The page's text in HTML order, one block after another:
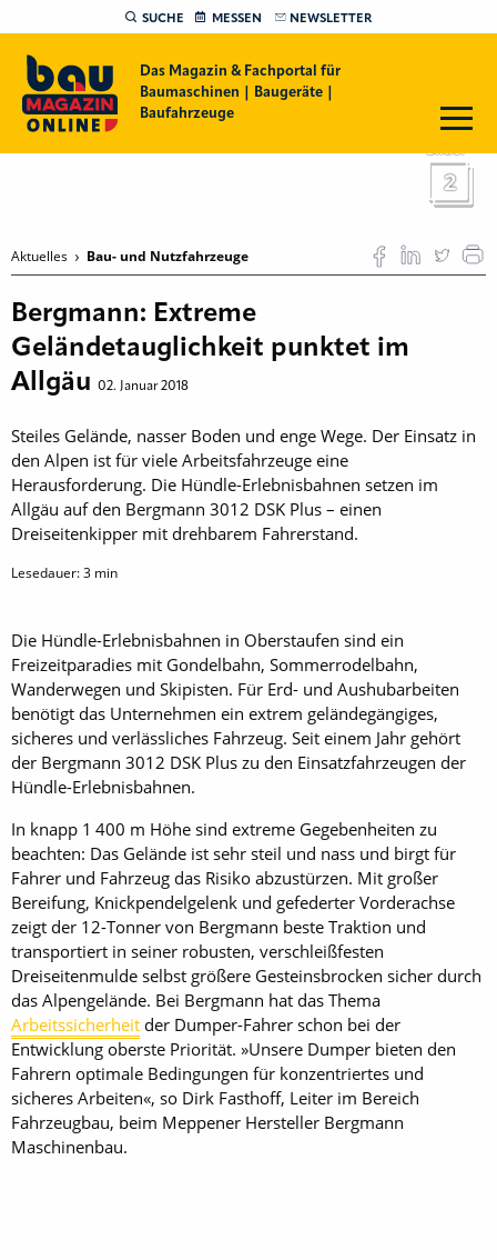
SUCHE MESSEN NEWSLETTER
Das Magazin & Fachportal für
Baumaschinen | Baugeräte |
Baufahrzeuge
Bilder
2
Aktuelles Bau- und Nutzfahrzeuge
Bergmann: Extreme
Geländetauglichkeit punktet im
Allgäu 02. Januar 2018
Steiles Gelände, nasser Boden und enge Wege. Der Einsatz in
den Alpen ist für viele Arbeitsfahrzeuge eine
Herausforderung. Die Hündle-Erlebnisbahnen setzen im
Allgäu auf den Bergmann 3012 DSK Plus – einen
Dreiseitenkipper mit drehbarem Fahrerstand.
Lesedauer:3 min
Die Hündle-Erlebnisbahnen in Oberstaufen sind ein
Freizeitparadies mit Gondelbahn, Sommerrodelbahn,
Wanderwegen und Skipisten. Für Erd- und Aushubarbeiten
benötigt das Unternehmen ein extrem geländegängiges,
sicheres und verlässliches Fahrzeug. Seit einem Jahr gehört
der Bergmann 3012 DSK Plus zu den Einsatzfahrzeugen der
Hündle-Erlebnisbahnen.
In knapp 1 400 m Höhe sind extreme Gegebenheiten zu
beachten: Das Gelände ist sehr steil und nass und birgt für
Fahrer und Fahrzeug das Risiko abzustürzen. Mit großer
Bereifung, Knickpendelgelenk und gefederter Vorderachse
zeigt der 12-Tonner von Bergmann beste Traktion und
transportiert in seiner robusten, verschleißfesten
Dreiseitenmulde selbst größere Gesteinsbrocken sicher durch
das Alpengelände. Bei Bergmann hat das Thema
Arbeitssicherheit der Dumper-Fahrer schon bei der
Entwicklung oberste Priorität. »Unsere Dumper bieten den
Fahrern optimale Bedingungen für konzentriertes und
sicheres Arbeiten«, so Dirk Fasthoff, Leiter im Bereich
Fahrzeugbau, beim Meppener Hersteller Bergmann
Maschinenbau.